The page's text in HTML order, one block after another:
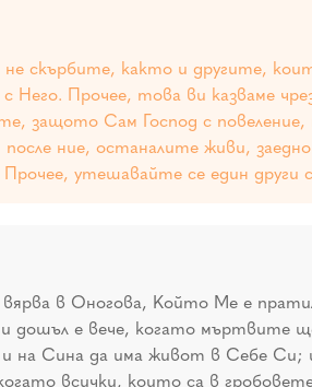
скърбите, както и другите,
Него. Прочее, това ви казваме
защото Сам Господ с
ние, останалите живи,
Прочее, утешавайте се един други
в Оногова, Който Ме е
дошъл е вече, когато мъртвите
Сина да има живот в Себе Си;
всички, които са в